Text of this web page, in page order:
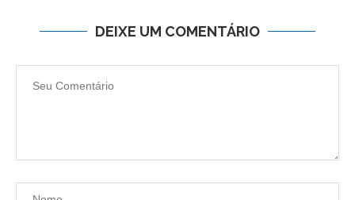
DEIXE UM COMENTÁRIO